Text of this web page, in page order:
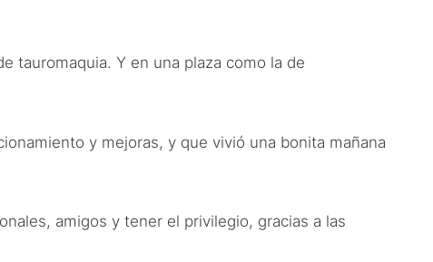
tauromaquia. Y en una plaza como la de
y mejoras, y que vivió una bonita mañana
amigos y tener el privilegio, gracias a las